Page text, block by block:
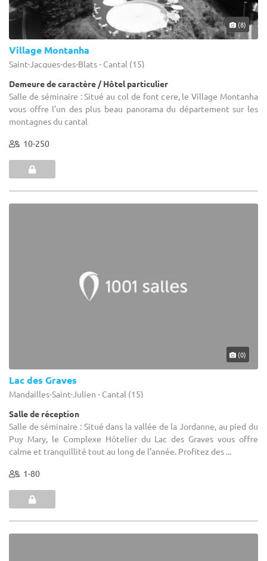
(8)
Village Montanha
Saint-Jacques-des-Blats - Cantal (15)
Demeure de caractère / Hôtel particulier
Salle de séminaire : Situé au col de font cere, le Village Montanha
vous offre l'un des plus beau panorama du département sur les
montagnes du cantal
10-250
(0)
Lac des Graves
Mandailles-Saint-Julien - Cantal (15)
Salle de réception
Salle de séminaire : Situé dans la vallée de la Jordanne, au pied du
Puy Mary, le Complexe Hôtelier du Lac des Graves vous offre
calme et tranquillité tout au long de l'année. Profitez des ...
1-80